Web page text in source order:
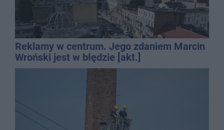
Reklamy w centrum. Jego zdaniem Marcin
Wroński jest w błędzie [akt.]